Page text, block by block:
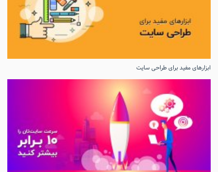
ابزارهای مفید برای طراحی سایت